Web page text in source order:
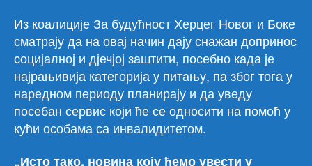
Из коалиције За будућност Херцег Новог и Боке
сматрају да на овај начин дају снажан допринос
социјалној и дјечјој заштити, посебно када је
најрањивија категорија у питању, па због тога у
наредном периоду планирају и да уведу
посебан сервис који ће се односити на помоћ у
кући особама са инвалидитетом.
„Исто тако, новина коју ћемо увести у